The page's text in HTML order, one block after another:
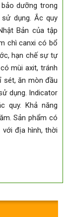
dưỡng trong
dụng. Ắc quy
Bản của tập
chì canxi có bổ
hạn chế sự tự
mùi axit, tránh
sét, ăn mòn đầu
dụng. Indicator
quy. Khả năng
Sản phẩm có
địa hình, thời